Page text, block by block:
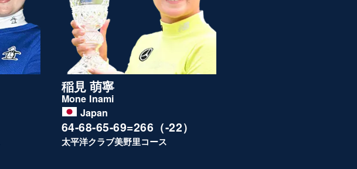
稲見 萌寧
Mone Inami
Japan
64-68-65-69=266（-22）
太平洋クラブ美野里コース